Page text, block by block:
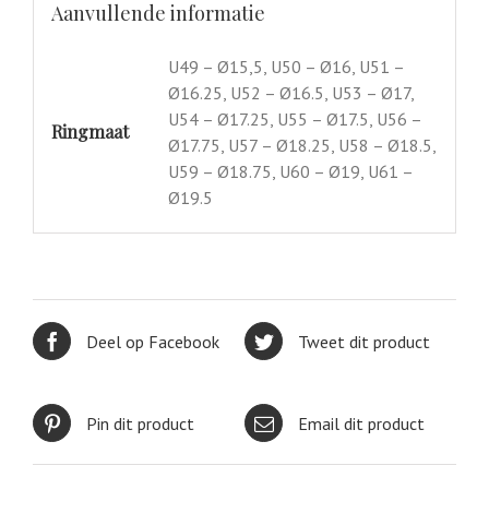
Aanvullende informatie
Ringmaat
U49 – Ø15,5, U50 – Ø16, U51 –
Ø16.25, U52 – Ø16.5, U53 – Ø17,
U54 – Ø17.25, U55 – Ø17.5, U56 –
Ø17.75, U57 – Ø18.25, U58 – Ø18.5,
U59 – Ø18.75, U60 – Ø19, U61 –
Ø19.5
Deel op Facebook Tweet dit product
Pin dit product Email dit product